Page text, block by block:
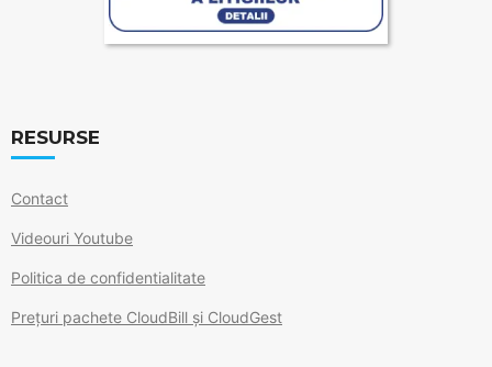
RESURSE
Contact
Videouri Youtube
Politica de confidentialitate
Prețuri pachete CloudBill și CloudGest